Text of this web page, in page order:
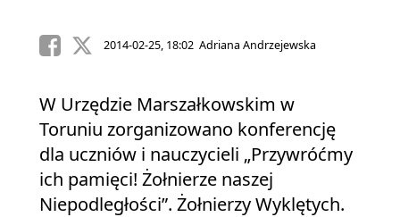
2014-02-25, 18:02 Adriana Andrzejewska
W Urzędzie Marszałkowskim w
Toruniu zorganizowano konferencję
dla uczniów i nauczycieli „Przywróćmy
ich pamięci! Żołnierze naszej
Niepodległości”. Żołnierzy Wyklętych.